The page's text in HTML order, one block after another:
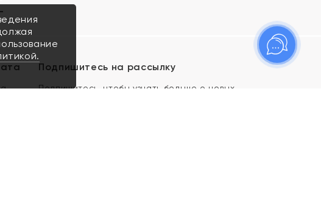
Подпишитесь на рассылку
Подпишитесь, чтобы узнать больше о новых